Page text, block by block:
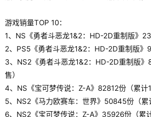
游戏销量TOP 10：
1、NS《勇者斗恶龙1&2：HD-2D重制版》
2、PS5《勇者斗恶龙1&2：HD-2D重制版》
3、NS2《勇者斗恶龙1&2：HD-2D重制版
售）
4、NS《宝可梦传说：Z-A》82812份（累计
5、NS2《马力欧赛车：世界》50845份（累
6、NS2《宝可梦传说：Z-A》35926份（累